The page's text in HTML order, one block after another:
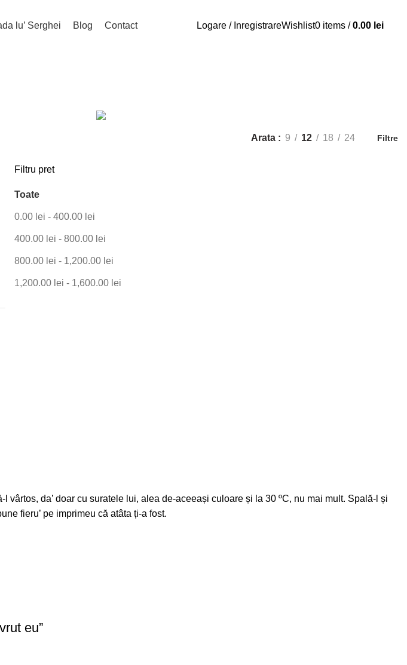
lu’ Serghei Blog Contact Logare / InregistrareWishlist0 items / 0.00 lei
Arata 9 12 18 24 Filtre
Filtru pret
Toate
0.00 lei - 400.00 lei
400.00 lei - 800.00 lei
800.00 lei - 1,200.00 lei
1,200.00 lei - 1,600.00 lei
vârtos, da’ doar cu suratele lui, alea de-aceeași culoare și la 30 ºC, nu mai mult. Spală-l și
fieru’ pe imprimeu că atâta ți-a fost.
eu”